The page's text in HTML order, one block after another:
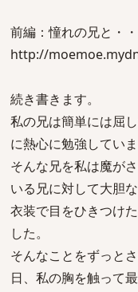
前編：憧れの兄と・
http://
続き書きます。
私の兄は簡単には屈
に熱心に勉強していま
そんな兄を私は魔が
いる兄に対して大胆な
衣装で目をひきつけ
した。
そんなことをずっと
日、私の胸を触って